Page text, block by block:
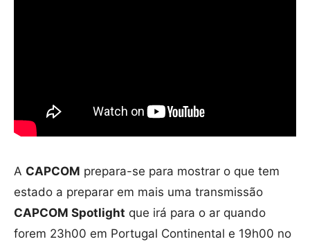
A CAPCOM prepara-se para mostrar o que tem
estado a preparar em mais uma transmissão
CAPCOM Spotlight que irá para o ar quando
forem 23h00 em Portugal Continental e 19h00 no